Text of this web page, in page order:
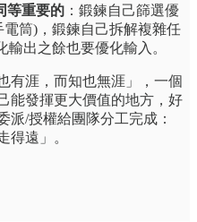
等重要的 ：鍛鍊自己篩選優
筒)，鍛鍊自己拆解複雜任
出之餘也要優化輸入。
有涯，而知也無涯」，一個
能發揮更大價值的地方，好
派/授權給團隊分工完成：
得遠」。